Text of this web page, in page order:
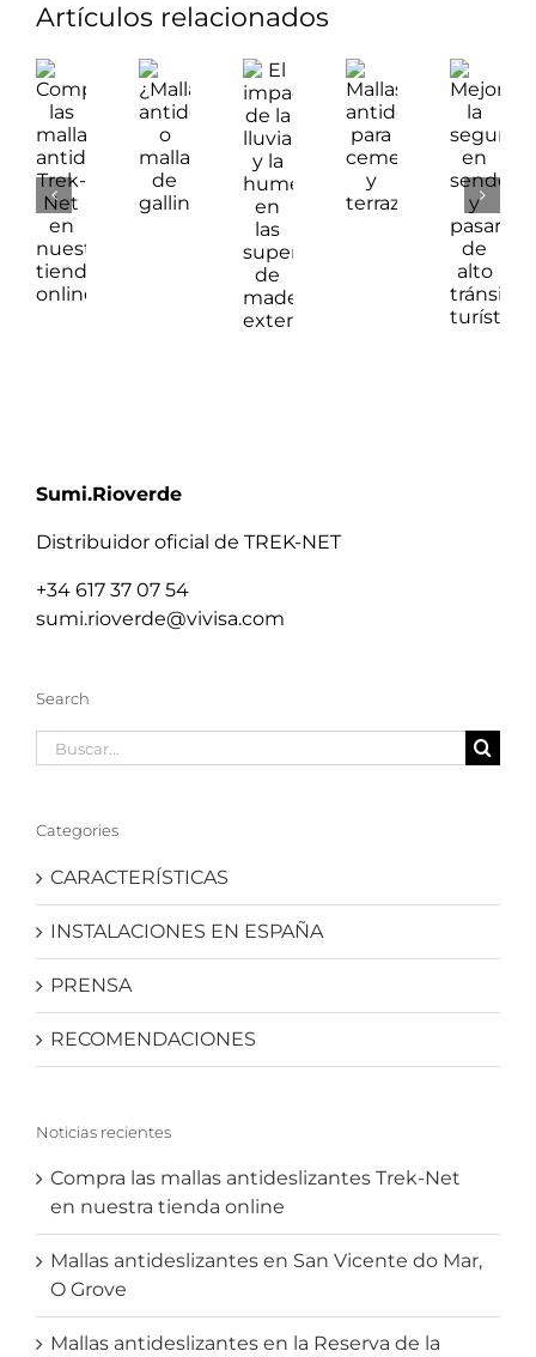
Artículos relacionados
Sumi.Rioverde
Distribuidor oficial de TREK-NET
+34 617 37 07 54
sumi.rioverde@vivisa.com
Search
Buscar:
Categories
CARACTERÍSTICAS
INSTALACIONES EN ESPAÑA
PRENSA
RECOMENDACIONES
Noticias recientes
Compra las mallas antideslizantes Trek-Net
en nuestra tienda online
Mallas antideslizantes en San Vicente do Mar,
O Grove
Mallas antideslizantes en la Reserva de la